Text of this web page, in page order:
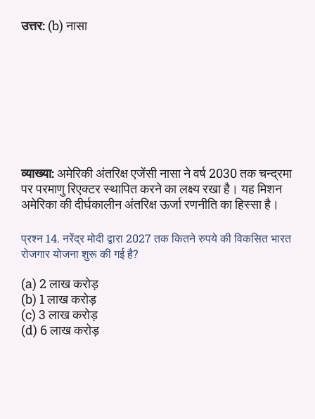
उत्तर: (b) नासा
व्याख्या:अमेरिकी अंतरिक्ष एजेंसी नासा ने वर्ष 2030 तक चन्द्रमा
पर परमाणु रिएक्टर स्थापित करने का लक्ष्य रखा है। यह मिशन
अमेरिका की दीर्घकालीन अंतरिक्ष ऊर्जा रणनीति का हिस्सा है।
प्रश्न 14. नरेंद्र मोदी द्वारा 2027 तक कितने रुपये की विकसित भारत
रोजगार योजना शुरू की गई है?
(a) 2 लाख करोड़
(b) 1 लाख करोड़
(c) 3 लाख करोड़
(d) 6 लाख करोड़